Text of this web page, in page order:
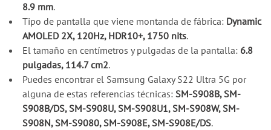
8.9 mm.
Tipo de pantalla que viene montanda de fábrica: Dynamic
AMOLED 2X, 120Hz, HDR10+, 1750 nits.
El tamaño en centímetros y pulgadas de la pantalla: 6.8
pulgadas, 114.7 cm2.
Puedes encontrar el Samsung Galaxy S22 Ultra 5G por
alguna de estas referencias técnicas: SM-S908B, SM-
S908B/DS, SM-S908U, SM-S908U1, SM-S908W, SM-
S908N, SM-S9080, SM-S908E, SM-S908E/DS.